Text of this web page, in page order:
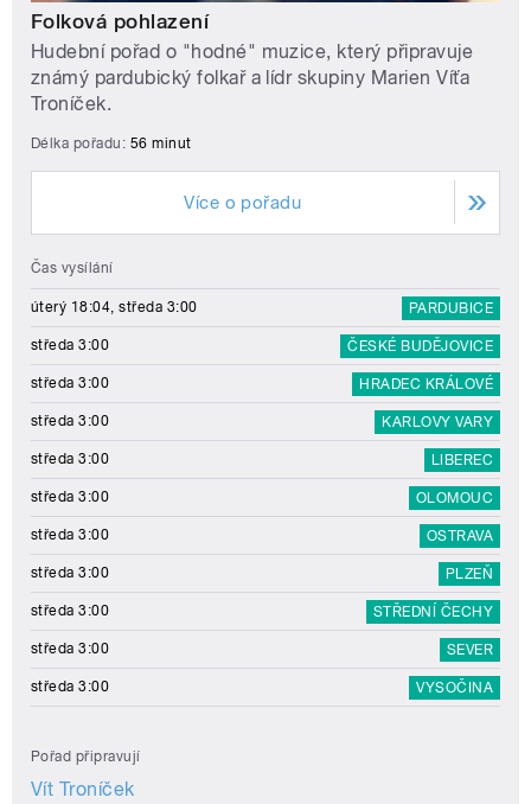
Folková pohlazení
Hudební pořad o "hodné" muzice, který připravuje
známý pardubický folkař a lídr skupiny Marien Víťa
Troníček.
Délka pořadu: 56 minut
Více o pořadu
Čas vysílání
úterý 18:04, středa 3:00 PARDUBICE
středa 3:00 ČESKÉ BUDĚJOVICE
středa 3:00 HRADEC KRÁLOVÉ
středa 3:00 KARLOVY VARY
středa 3:00 LIBEREC
středa 3:00 OLOMOUC
středa 3:00 OSTRAVA
středa 3:00 PLZEŇ
středa 3:00 STŘEDNÍ ČECHY
středa 3:00 SEVER
středa 3:00 VYSOČINA
Pořad připravují
Vít Troníček